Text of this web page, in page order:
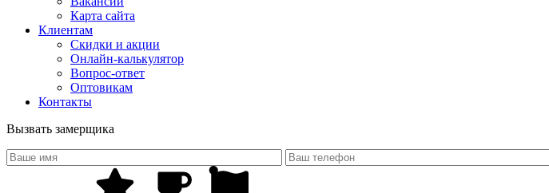
Карта сайта
Клиентам
Скидки и акции
Онлайн-калькулятор
Вопрос-ответ
Оптовикам
Контакты
Вызвать замерщика